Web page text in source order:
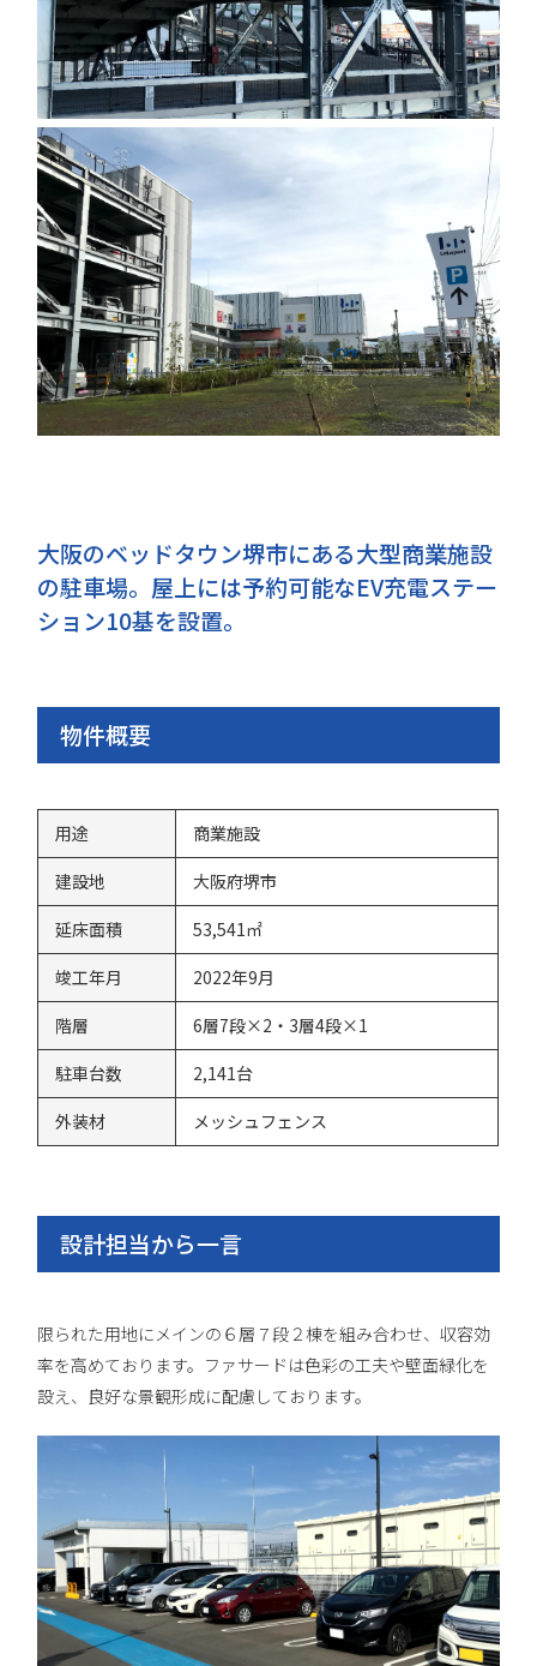
大阪のベッドタウン堺市にある大型商業施設
の駐車場。屋上には予約可能なEV充電ステー
ション10基を設置。
物件概要
用途
商業施設
建設地
大阪府堺市
延床面積
53,541㎡
竣工年月
2022年9月
階層
6層7段×2・3層4段×1
駐車台数
2,141台
外装材
メッシュフェンス
設計担当から一言
限られた用地にメインの６層７段２棟を組み合わせ、収容効
率を高めております。ファサードは色彩の工夫や壁面緑化を
設え、良好な景観形成に配慮しております。